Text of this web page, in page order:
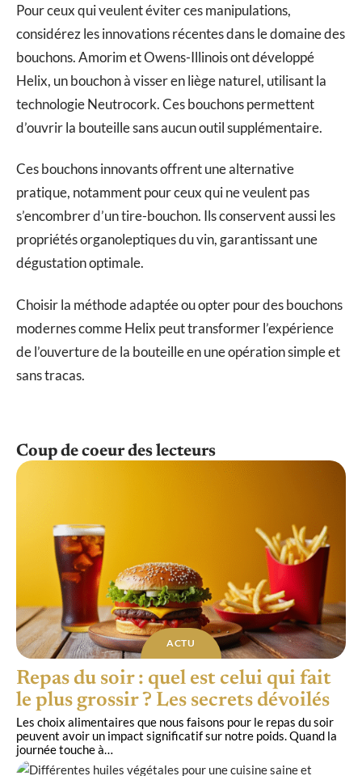
Pour ceux qui veulent éviter ces manipulations,
considérez les innovations récentes dans le domaine des
bouchons. Amorim et Owens-Illinois ont développé
Helix, un bouchon à visser en liège naturel, utilisant la
technologie Neutrocork. Ces bouchons permettent
d’ouvrir la bouteille sans aucun outil supplémentaire.
Ces bouchons innovants offrent une alternative
pratique, notamment pour ceux qui ne veulent pas
s’encombrer d’un tire-bouchon. Ils conservent aussi les
propriétés organoleptiques du vin, garantissant une
dégustation optimale.
Choisir la méthode adaptée ou opter pour des bouchons
modernes comme Helix peut transformer l’expérience
de l’ouverture de la bouteille en une opération simple et
sans tracas.
Coup de coeur des lecteurs
ACTU
Repas du soir : quel est celui qui fait
le plus grossir ? Les secrets dévoilés
Les choix alimentaires que nous faisons pour le repas du soir
peuvent avoir un impact significatif sur notre poids. Quand la
journée touche à…